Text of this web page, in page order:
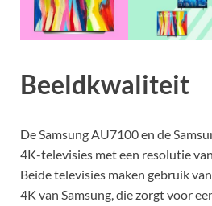
Beeldkwaliteit
De Samsung AU7100 en de
4K-televisies met een resolutie
Beide televisies maken gebruik
4K van Samsung, die zorgt voor